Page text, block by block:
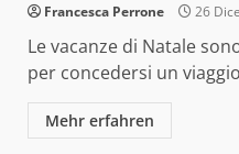
Francesca Perrone 26
Le vacanze di Natale
per concedersi un
Mehr erfahren